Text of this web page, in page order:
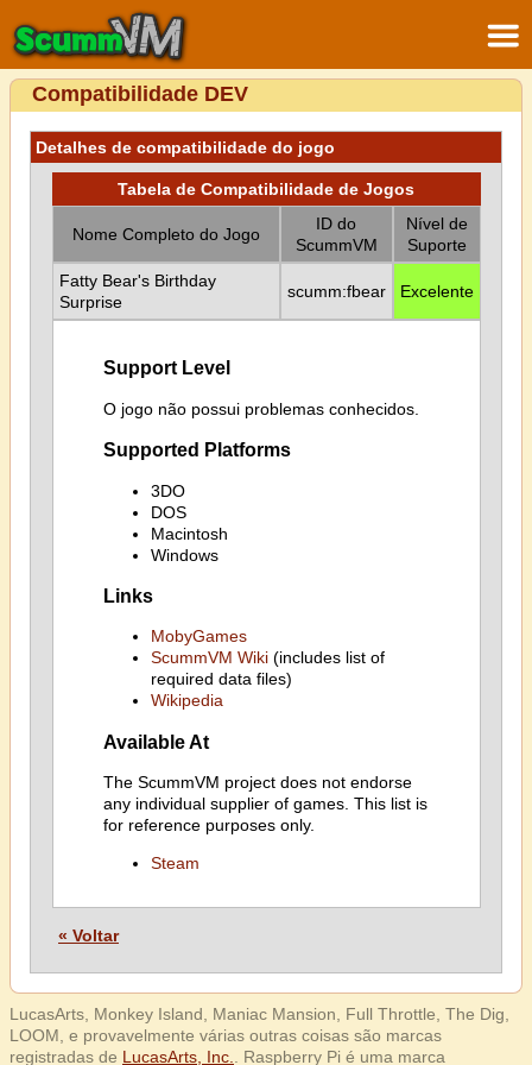
Compatibilidade DEV
Detalhes de compatibilidade do jogo
Tabela de Compatibilidade de Jogos
Nome Completo do Jogo
ID do
ScummVM
Nível de
Suporte
Fatty Bear's Birthday
Surprise
scumm:fbear Excelente
Support Level
O jogo não possui problemas conhecidos.
Supported Platforms
3DO
DOS
Macintosh
Windows
Links
MobyGames
ScummVM Wiki(includes list of
required data files)
Wikipedia
Available At
The ScummVM project does not endorse
any individual supplier of games. This list is
for reference purposes only.
Steam
« Voltar
LucasArts, Monkey Island, Maniac Mansion, Full Throttle, The Dig,
LOOM, e provavelmente várias outras coisas são marcas
registradas de LucasArts, Inc. . Raspberry Pi é uma marca